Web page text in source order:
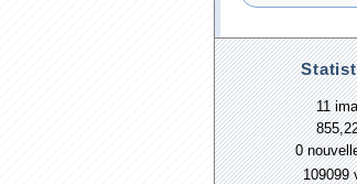
11
0
109099